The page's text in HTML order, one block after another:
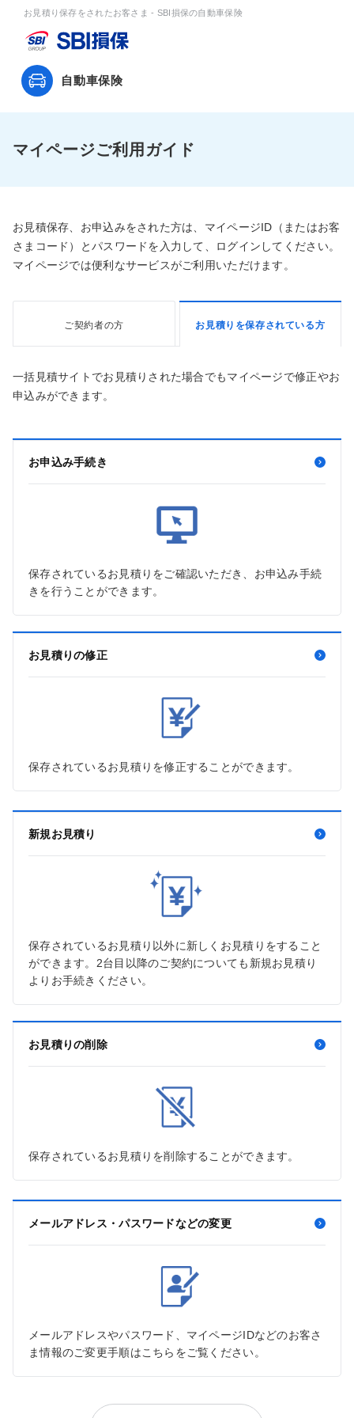
お見積り保存をされたお客さま - SBI損保の自動車保険
自動車保険
マイページご利用ガイド
お見積保存、お申込みをされた方は、マイページID（またはお客
さまコード）とパスワードを入力して、ログインしてください。
マイページでは便利なサービスがご利用いただけます。
ご契約者の方 お見積りを保存されている方
一括見積サイトでお見積りされた場合でもマイページで修正やお
申込みができます。
お申込み手続き
保存されているお見積りをご確認いただき、お申込み手続
きを行うことができます。
お見積りの修正
保存されているお見積りを修正することができます。
新規お見積り
保存されているお見積り以外に新しくお見積りをすること
ができます。2台目以降のご契約についても新規お見積り
よりお手続きください。
お見積りの削除
保存されているお見積りを削除することができます。
メールアドレス・パスワードなどの変更
メールアドレスやパスワード、マイページIDなどのお客さ
ま情報のご変更手順はこちらをご覧ください。